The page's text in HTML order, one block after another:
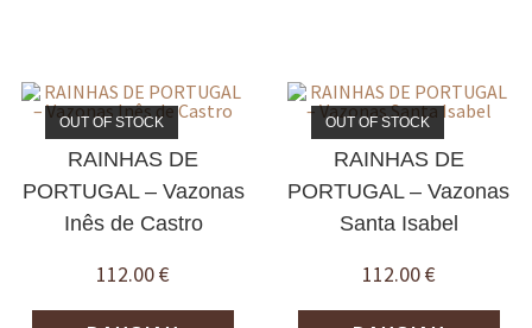
OUT OF STOCK
RAINHAS DE
PORTUGAL – Vazonas
Inês de Castro
112.00€
OUT OF STOCK
RAINHAS DE
PORTUGAL – Vazonas
Santa Isabel
112.00€